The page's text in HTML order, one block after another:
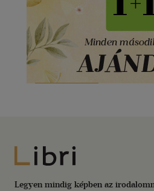
Libri
Legyen mindig képben az